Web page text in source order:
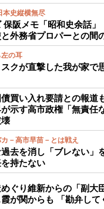
本史縦横無尽
保阪メモ「昭和史余話」
外務省プロパーとの間
の耳
クが直撃した我が家で
債買い入れ要請との報道
示す高市政権「無責任
－高市早苗－とは戦え
去を消し「ブレない」
持たない
ぐり維新からの「副大
が関からも 「勘弁して